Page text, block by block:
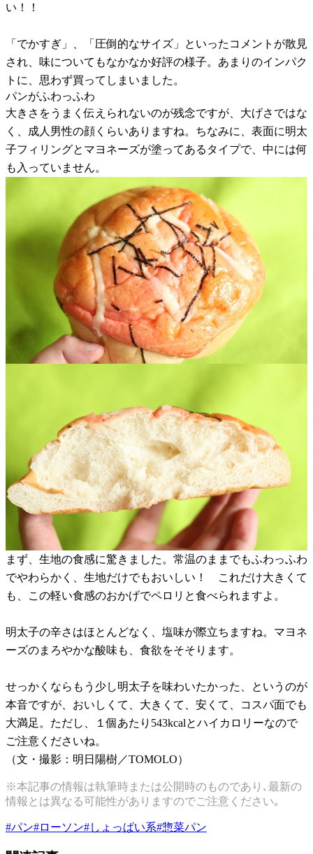
い！！
「でかすぎ」、「圧倒的なサイズ」といったコメントが散見
され、味についてもなかなか好評の様子。あまりのインパク
トに、思わず買ってしまいました。
パンがふわっふわ
大きさをうまく伝えられないのが残念ですが、大げさではな
く、成人男性の顔くらいありますね。ちなみに、表面に明太
子フィリングとマヨネーズが塗ってあるタイプで、中には何
も入っていません。
まず、生地の食感に驚きました。常温のままでもふわっふわ
でやわらかく、生地だけでもおいしい！ これだけ大きくて
も、この軽い食感のおかげでペロリと食べられますよ。
明太子の辛さはほとんどなく、塩味が際立ちますね。マヨネ
ーズのまろやかな酸味も、食欲をそそります。
せっかくならもう少し明太子を味わいたかった、というのが
本音ですが、おいしくて、大きくて、安くて、コスパ面でも
大満足。ただし、１個あたり543kcalとハイカロリーなので
ご注意くださいね。
（文・撮影：明日陽樹／TOMOLO）
※本記事の情報は執筆時または公開時のものであり､最新の
情報とは異なる可能性がありますのでご注意ください｡
#パン#ローソン#しょっぱい系#惣菜パン